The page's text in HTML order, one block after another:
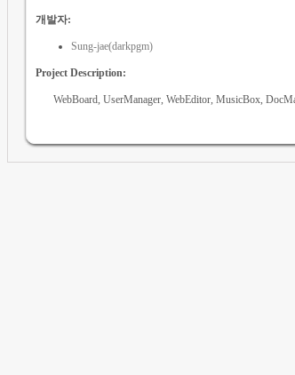
개발자:
Sung-jae(darkpgm)
Project Description:
WebBoard, UserManager, WebEditor, MusicBox,